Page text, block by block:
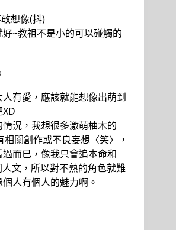
想像(抖)
~教祖不是小的可以碰觸的
有愛，應該就能想像出萌到
況，我想很多激萌柚木的
相關創作或不良妄想〈笑〉，
過而已，像我只會追本命和
文，所以對不熟的角色就難
人有個人的魅力啊。